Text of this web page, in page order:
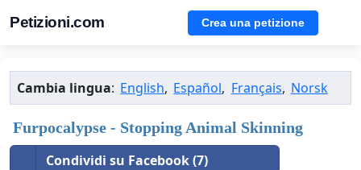
Petizioni.com Crea una petizione
Cambia lingua: English, Español, Français, Norsk
Furpocalypse - Stopping Animal Skinning
Condividi su Facebook (7)